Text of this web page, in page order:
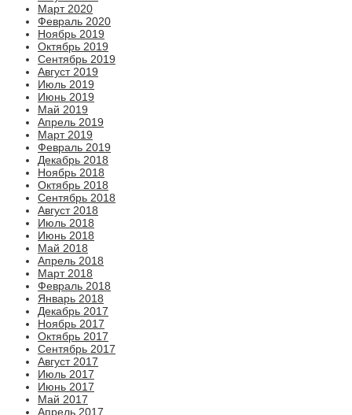
Март 2020
Февраль 2020
Ноябрь 2019
Октябрь 2019
Сентябрь 2019
Август 2019
Июль 2019
Июнь 2019
Май 2019
Апрель 2019
Март 2019
Февраль 2019
Декабрь 2018
Ноябрь 2018
Октябрь 2018
Сентябрь 2018
Август 2018
Июль 2018
Июнь 2018
Май 2018
Апрель 2018
Март 2018
Февраль 2018
Январь 2018
Декабрь 2017
Ноябрь 2017
Октябрь 2017
Сентябрь 2017
Август 2017
Июль 2017
Июнь 2017
Май 2017
Апрель 2017